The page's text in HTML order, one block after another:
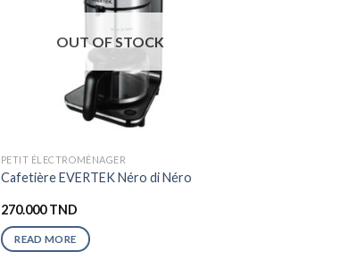
OUT OF STOCK
PETIT ÉLECTROMÉNAGER
Cafetière EVERTEK Néro di Néro
270.000TND
READ MORE